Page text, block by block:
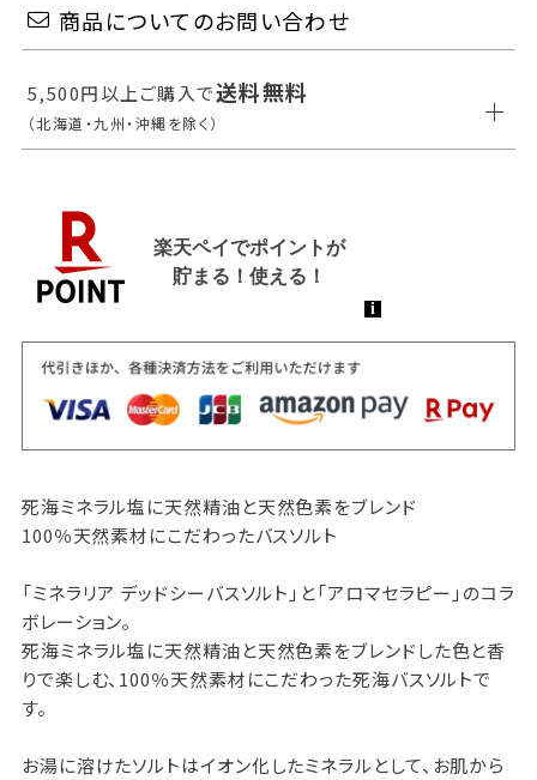
商品についてのお問い合わせ
5,500円以上ご購入で送料無料
（北海道・九州・沖縄を除く）
死海ミネラル塩に天然精油と天然色素をブレンド
100％天然素材にこだわったバスソルト
「ミネラリア デッドシーバスソルト」と「アロマセラピー」のコラ
ボレーション。
死海ミネラル塩に天然精油と天然色素をブレンドした色と香
りで楽しむ、100％天然素材にこだわった死海バスソルトで
す。
お湯に溶けたソルトはイオン化したミネラルとして、お肌から